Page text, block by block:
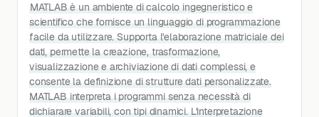
MATLAB è un ambiente di calcolo ingegneristico e
scientifico che fornisce un linguaggio di programmazione
facile da utilizzare. Supporta l'elaborazione matriciale dei
dati, permette la creazione, trasformazione,
visualizzazione e archiviazione di dati complessi, e
consente la definizione di strutture dati personalizzate.
MATLAB interpreta i programmi senza necessità di
dichiarare variabili, con tipi dinamici. L'interpretazione